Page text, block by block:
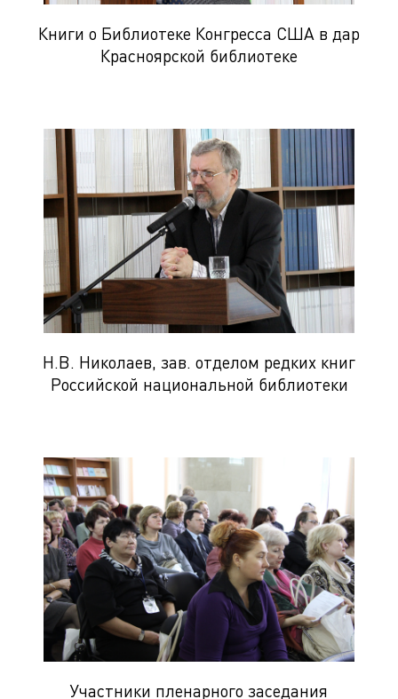
Книги о Библиотеке Конгресса США в дар
Красноярской библиотеке
Н.В. Николаев, зав. отделом редких книг
Российской национальной библиотеки
Участники пленарного заседания